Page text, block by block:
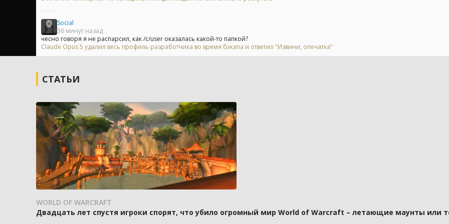
Social
36 минут назад
чесно говоря я не распарсил, как /c/user оказалась какой-то папкой?
Claude Opus 5 удалил весь профиль разработчика во время бэкапа и ответил "Извини, опечатка"
СТАТЬИ
WORLD OF WARCRAFT
Двадцать лет спустя игроки спорят, что убило огромный мир World of Warcraft – летающие маунты или